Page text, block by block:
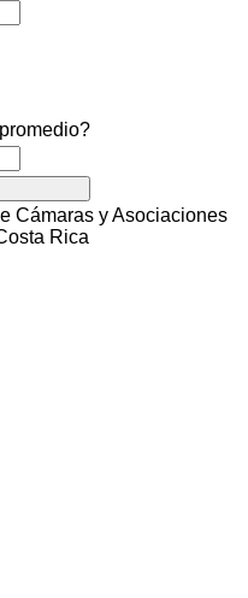
Cámaras y Asociaciones
Rica